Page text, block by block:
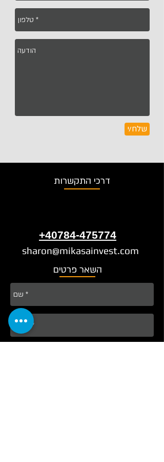
שלח/י
דרכי התקשרות
+40784-475774
sharon@mikasainvest.com
השאר פרטים